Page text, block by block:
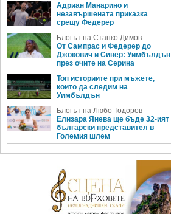
Адриан Манарино и
незавършената приказка
срещу Федерер
Блогът на Станко Димов
От Сампрас и Федерер до
Джокович и Синер: Уимбълдън
през очите на Серина
Топ историите при мъжете,
които да следим на
Уимбълдън
Блогът на Любо Тодоров
Елизара Янева ще бъде 32-ият
български представител в
Големия шлем